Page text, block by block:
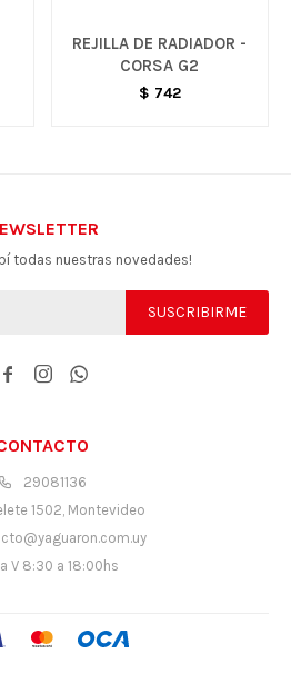
REJILLA DE RADIADOR -
CORSA G2
$ 742
29081136
1502, Montevideo
a V 8:30 a 18:00hs
todas nuestras novedades!
SUSCRIBIRME
  